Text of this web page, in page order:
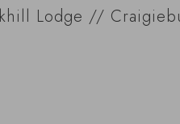
Lodge //